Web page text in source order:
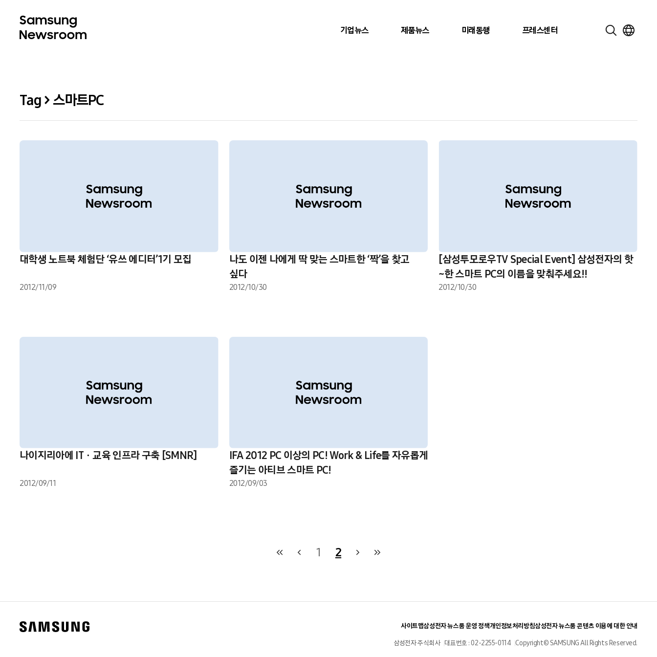
기업뉴스 제품뉴스 미래동행 프레스센터
Tag > 스마트PC
대학생 노트북 체험단 ‘유쓰 에디터’1기 모집
2012/11/09
나도 이젠 나에게 딱 맞는 스마트한 ‘짝’을 찾고
싶다
2012/10/30
[삼성투모로우TV Special Event] 삼성전자의 핫
~한 스마트 PC의 이름을 맞춰주세요!!
2012/10/30
나이지리아에 ITㆍ교육 인프라 구축 [SMNR]
2012/09/11
IFA 2012 PC 이상의 PC! Work & Life를 자유롭게
즐기는 아티브 스마트 PC!
2012/09/03
1 2
사이트맵삼성전자 뉴스룸 운영 정책개인정보처리방침삼성전자 뉴스룸 콘텐츠 이용에 대한 안내
삼성전자 주식회사 대표번호 : 02-2255-0114 Copyright© SAMSUNG All Rights Reserved.